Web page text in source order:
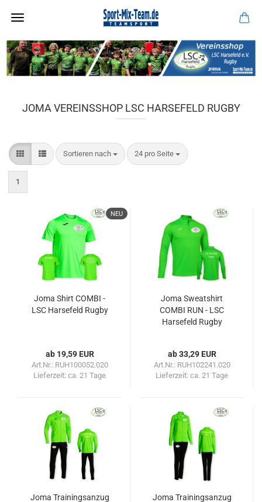
JOMA VEREINSSHOP LSC HARSEFELD RUGBY
Sortieren nach
Sortieren nach 24 pro Seite
pro Seite
1
NEU
Joma Shirt COMBI -
LSC Harsefeld Rugby
ab 19,59 EUR
Art.Nr.: RUH100052.020
Lieferzeit: ca. 21 Tage
Joma Sweatshirt
COMBI RUN - LSC
Harsefeld Rugby
ab 33,29 EUR
Art.Nr.: RUH102241.020
Lieferzeit: ca. 21 Tage
Joma Trainingsanzug
Joma Trainingsanzug